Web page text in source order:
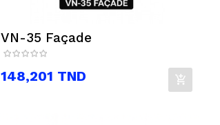
VN-35 Façade
Prix
148,201 TND